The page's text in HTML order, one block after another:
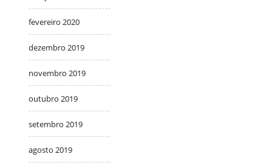
fevereiro 2020
dezembro 2019
novembro 2019
outubro 2019
setembro 2019
agosto 2019